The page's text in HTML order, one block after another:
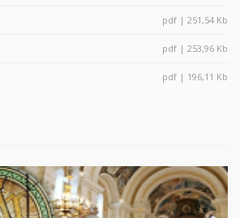
pdf | 251,54 Kb
pdf | 253,96 Kb
pdf | 196,11 Kb